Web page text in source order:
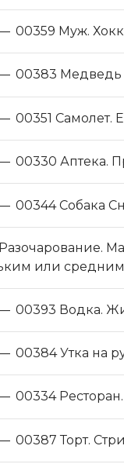
00359 Муж.
00383 Медведь
00351 Самолет.
00330 Аптека.
00344 Собака
или средним
00393 Водка.
00384 Утка на
00334
00387 Торт.